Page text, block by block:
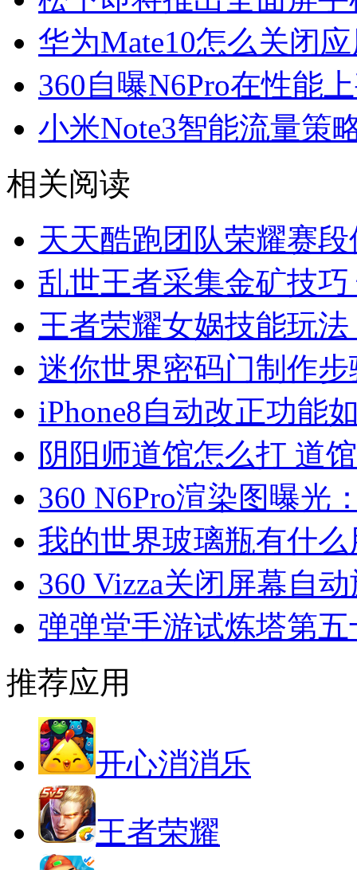
华为Mate10怎么关闭
360自曝N6Pro在性能
小米Note3智能流量策
相关阅读
天天酷跑团队荣耀赛
乱世王者采集金矿技
王者荣耀女娲技能玩
迷你世界密码门制作
iPhone8自动改正功能
阴阳师道馆怎么打 道
360 N6Pro渲染图曝光
我的世界玻璃瓶有什
360 Vizza关闭屏幕自
弹弹堂手游试炼塔第
推荐应用
开心消消乐
王者荣耀